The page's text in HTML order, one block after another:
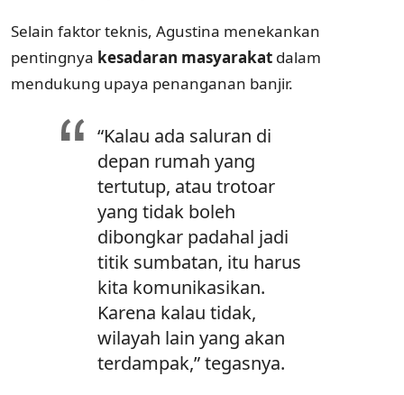
Selain faktor teknis, Agustina menekankan
pentingnya kesadaran masyarakat dalam
mendukung upaya penanganan banjir.
“Kalau ada saluran di
depan rumah yang
tertutup, atau trotoar
yang tidak boleh
dibongkar padahal jadi
titik sumbatan, itu harus
kita komunikasikan.
Karena kalau tidak,
wilayah lain yang akan
terdampak,” tegasnya.